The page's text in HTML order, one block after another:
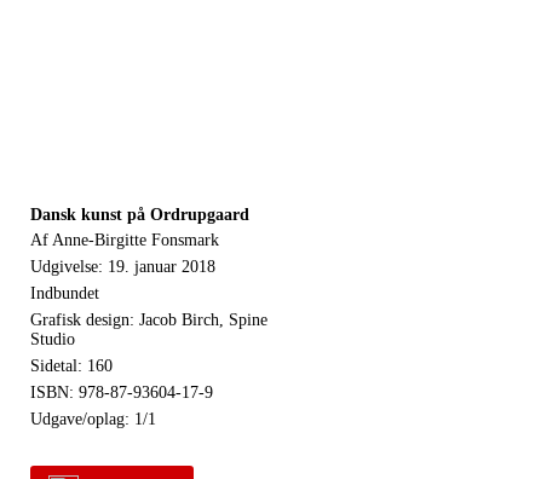
Dansk kunst på Ordrupgaard
Af Anne-Birgitte Fonsmark
Udgivelse: 19. januar 2018
Indbundet
Grafisk design: Jacob Birch, Spine
Studio
Sidetal: 160
ISBN: 978-87-93604-17-9
Udgave/oplag: 1/1